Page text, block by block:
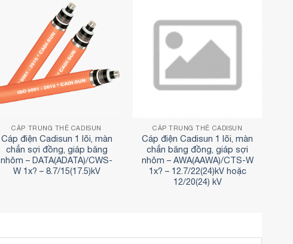
CÁP TRUNG THẾ CADISUN
Cáp điện Cadisun 1 lõi, màn
chắn sợi đồng, giáp băng
nhôm – DATA(ADATA)/CWS-
W 1x? – 8.7/15(17.5)kV
CÁP TRUNG THẾ CADISUN
Cáp điện Cadisun 1 lõi, màn
chắn băng đồng, giáp sợi
nhôm – AWA(AAWA)/CTS-W
1x? – 12.7/22(24)kV hoặc
12/20(24) kV